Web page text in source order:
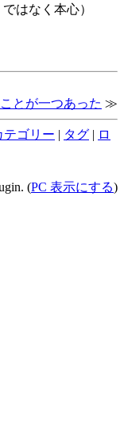
はなく本心）
とが一つあった ≫
テゴリー | タグ | ロ
(PC 表示にする)